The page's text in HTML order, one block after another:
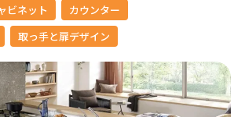
ビネット
カウンター
取っ手と扉デザイン